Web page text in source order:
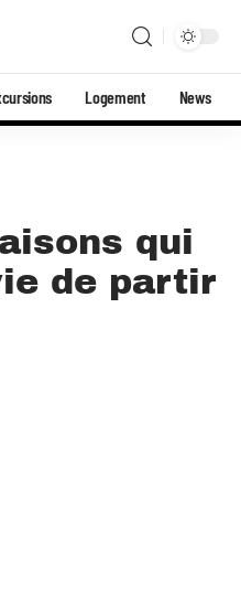
Logement News
qui
de partir